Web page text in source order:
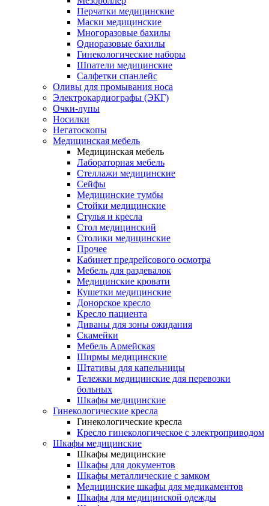
Перчатки медицинские
Маски медицинские
Многоразовые бахилы
Одноразовые бахилы
Гинекологические наборы
Шпатели медицинские
Салфетки спанлейс
Оливы для промывания носа
Электрокардиографы (ЭКГ)
Очки-лупы
Носилки
Негатоскопы
Медицинская мебель
Медицинская мебель
Лабораторная мебель
Стеллажи медицинские
Сейфы
Медицинские тумбы
Стойки медицинские
Cтулья и кресла
Стол медицинский
Столики медицинские
Прочее
Кабинет предрейсового осмотра
Мебель для раздевалок
Медицинские кровати
Кушетки медицинские
Донорское кресло
Кресло пациента
Диваны для зоны ожидания
Скамейки
Мебель Армейская
Ширмы медицинские
Штативы для капельницы
Тележки медицинские для перевозки
больных
Шкафы медицинские
Гинекологические кресла
Гинекологические кресла
Кресло гинекологическое с электроприводом
Шкафы медицинские
Шкафы медицинские
Шкафы для документов
Шкафы металлические с замком
Медицинские шкафы для медикаментов
Шкафы для медицинской одежды